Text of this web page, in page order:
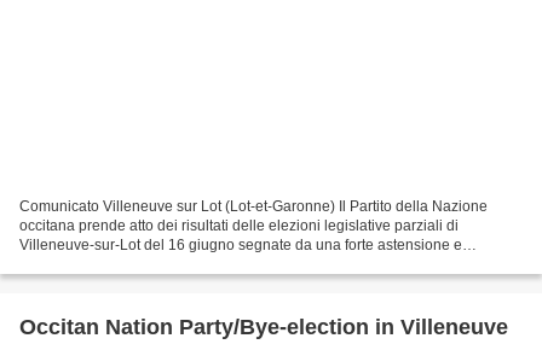
Comunicato Villeneuve sur Lot (Lot-et-Garonne) Il Partito della Nazione
occitana prende atto dei risultati delle elezioni legislative parziali di
Villeneuve-sur-Lot del 16 giugno segnate da una forte astensione e
Occitan Nation Party/Bye-election in Villeneuve